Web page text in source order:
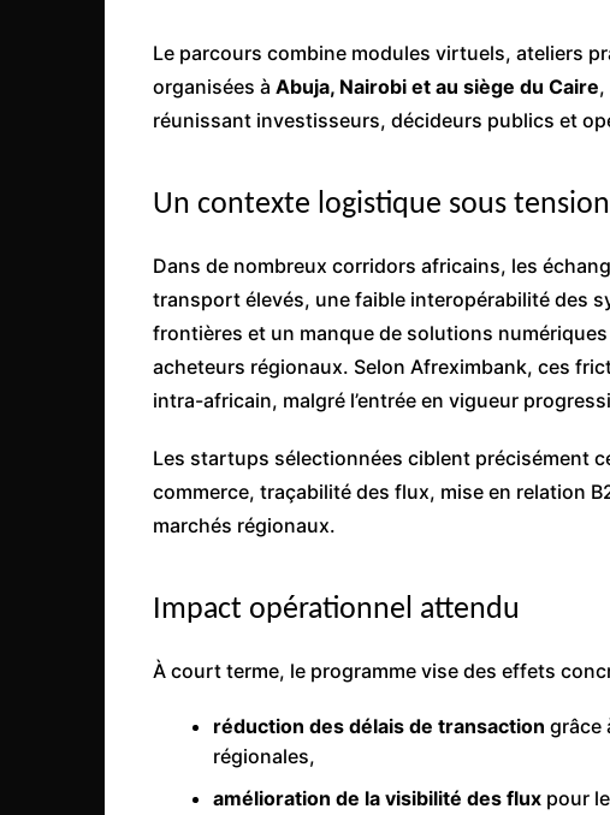
Tunisie
République Démocratique du
Congo
Seychelles
Soudan
Zimbabwe
Le parcours combine modules virtuels, ateliers
organisées à Abuja, Nairobi et au siège du Caire,
réunissant investisseurs, décideurs publics et
Un contexte logistique sous tension
Dans de nombreux corridors africains, les
transport élevés, une faible interopérabilité des
frontières et un manque de solutions
acheteurs régionaux. Selon Afreximbank, ces
intra-africain, malgré l’entrée en vigueur
Les startups sélectionnées ciblent précisément
commerce, traçabilité des flux, mise en relation
marchés régionaux.
Impact opérationnel attendu
À court terme, le programme vise des effets
réduction des délais de transaction grâce
régionales,
amélioration de la visibilité des flux pour